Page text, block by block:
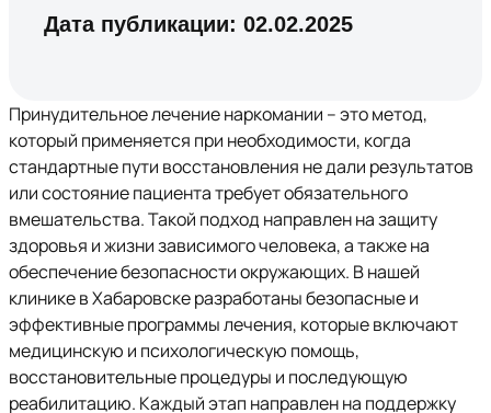
Дата публикации: 02.02.2025
Принудительное лечение наркомании – это метод,
который применяется при необходимости, когда
стандартные пути восстановления не дали результатов
или состояние пациента требует обязательного
вмешательства. Такой подход направлен на защиту
здоровья и жизни зависимого человека, а также на
обеспечение безопасности окружающих. В нашей
клинике в Хабаровске разработаны безопасные и
эффективные программы лечения, которые включают
медицинскую и психологическую помощь,
восстановительные процедуры и последующую
реабилитацию. Каждый этап направлен на поддержку